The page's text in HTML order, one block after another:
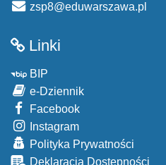
zsp8@eduwarszawa.pl
Linki
BIP
e-Dziennik
Facebook
Instagram
Polityka Prywatności
Deklaracja Dostępności